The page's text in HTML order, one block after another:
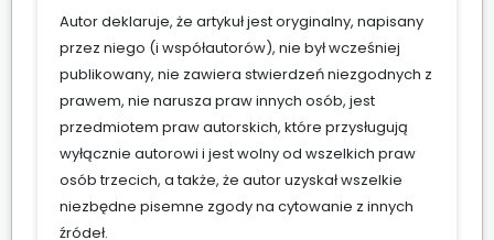
Autor deklaruje, że artykuł jest oryginalny, napisany
przez niego (i współautorów), nie był wcześniej
publikowany, nie zawiera stwierdzeń niezgodnych z
prawem, nie narusza praw innych osób, jest
przedmiotem praw autorskich, które przysługują
wyłącznie autorowi i jest wolny od wszelkich praw
osób trzecich, a także, że autor uzyskał wszelkie
niezbędne pisemne zgody na cytowanie z innych
źródeł.